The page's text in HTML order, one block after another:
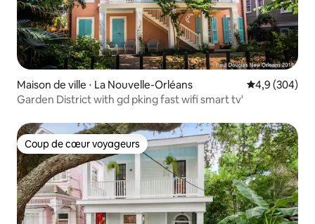
Maison de ville ⋅ La Nouvelle-Orléans Évaluation
4,9 (304)
Garden District with gd pking fast wifi smart tv'
Coup de cœur voyageurs
Coup de cœur voyageurs